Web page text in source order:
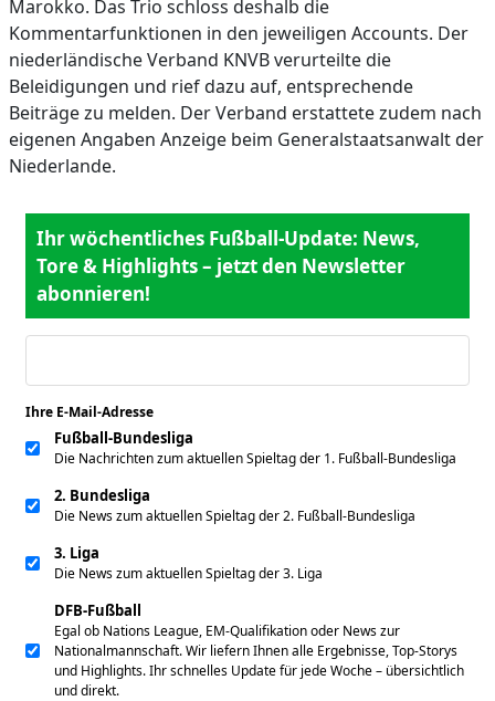
Marokko. Das Trio schloss deshalb die
Kommentarfunktionen in den jeweiligen Accounts. Der
niederländische Verband KNVB verurteilte die
Beleidigungen und rief dazu auf, entsprechende
Beiträge zu melden. Der Verband erstattete zudem nach
eigenen Angaben Anzeige beim Generalstaatsanwalt der
Niederlande.
Ihr wöchentliches Fußball-Update: News,
Tore & Highlights – jetzt den Newsletter
abonnieren!
Ihre E-Mail-Adresse
Fußball-Bundesliga
Die Nachrichten zum aktuellen Spieltag der 1. Fußball-Bundesliga
2. Bundesliga
Die News zum aktuellen Spieltag der 2. Fußball-Bundesliga
3. Liga
Die News zum aktuellen Spieltag der 3. Liga
DFB-Fußball
Egal ob Nations League, EM-Qualifikation oder News zur
Nationalmannschaft. Wir liefern Ihnen alle Ergebnisse, Top-Storys
und Highlights. Ihr schnelles Update für jede Woche – übersichtlich
und direkt.